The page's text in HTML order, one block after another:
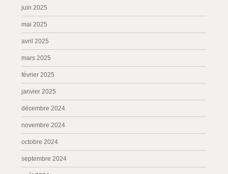
juin 2025
mai 2025
avril 2025
mars 2025
février 2025
janvier 2025
décembre 2024
novembre 2024
octobre 2024
septembre 2024